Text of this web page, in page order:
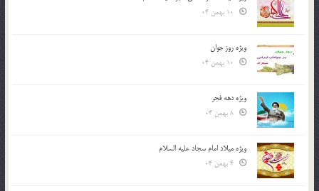
ویژه روز جوان
ویژه دهه فجر
ویژه میلاد امام سجاد علیه السلام